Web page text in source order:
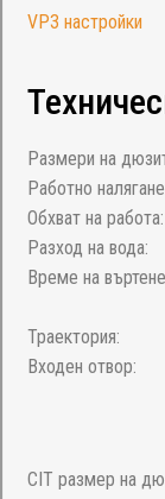
VP3 настройки
Размери на
Работно
Обхват на
Разход на
Време на
сек.
Входен
CIT размер на